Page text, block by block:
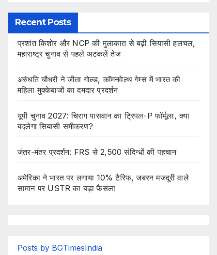
Recent Posts
प्रशांत किशोर और NCP की मुलाकात से बढ़ी सियासी हलचल,
महाराष्ट्र चुनाव से पहले अटकलें तेज
अरुंधति चौधरी ने जीता गोल्ड, कॉमनवेल्थ गेम्स में भारत की
महिला मुक्केबाजों का दमदार प्रदर्शन
यूपी चुनाव 2027: चिराग पासवान का ट्रिपल-P फॉर्मूला, क्या
बदलेगा सियासी समीकरण?
जंतर-मंतर प्रदर्शन: FRS से 2,500 संदिग्धों की पहचान
अमेरिका ने भारत पर लगाया 10% टैरिफ, जबरन मजदूरी वाले
सामान पर USTR का बड़ा फैसला
Posts by BGTimesIndia